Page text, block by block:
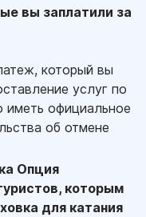
вы заплатили за
который вы
услуг по
официальное
об отмене
Опция
которым
для катания